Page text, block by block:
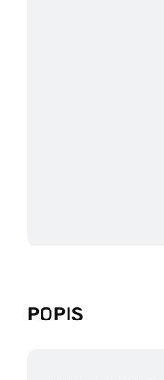
POPIS